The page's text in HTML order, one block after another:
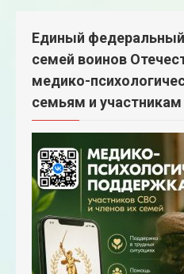
Единый
семей воинов
медико-
семьям и